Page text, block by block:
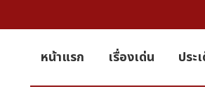
หน้าแรก เรื่องเด่น ประ